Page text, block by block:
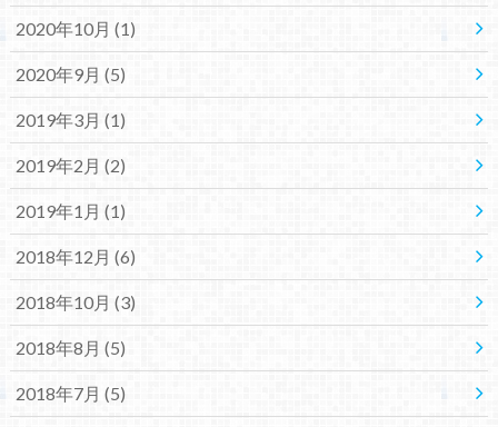
2020年10月 (1)
2020年9月 (5)
2019年3月 (1)
2019年2月 (2)
2019年1月 (1)
2018年12月 (6)
2018年10月 (3)
2018年8月 (5)
2018年7月 (5)